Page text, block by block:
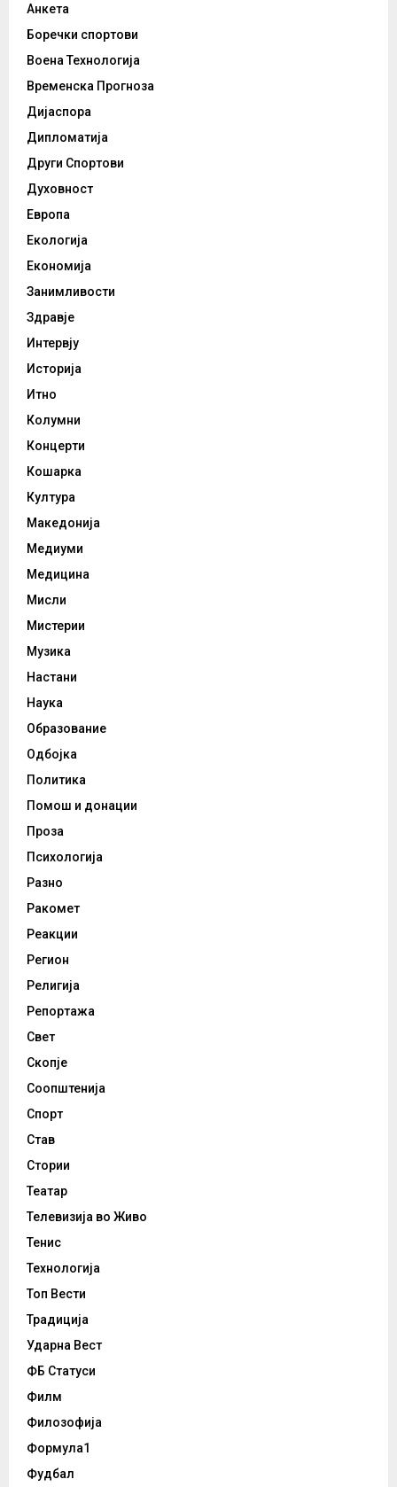
Анкета
Боречки спортови
Воена Технологија
Временска Прогноза
Дијаспора
Дипломатија
Други Спортови
Духовност
Европа
Екологија
Економија
Занимливости
Здравје
Интервју
Историја
Итно
Колумни
Концерти
Кошарка
Култура
Македонија
Медиуми
Медицина
Мисли
Мистерии
Музика
Настани
Наука
Образование
Одбојка
Политика
Помош и донации
Проза
Психологија
Разно
Ракомет
Реакции
Регион
Религија
Репортажа
Свет
Скопје
Соопштенија
Спорт
Став
Стории
Театар
Телевизија во Живо
Тенис
Технологија
Топ Вести
Традиција
Ударна Вест
ФБ Статуси
Филм
Филозофија
Формула1
Фудбал